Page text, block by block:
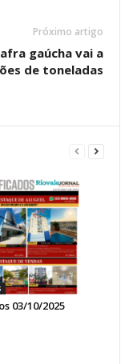
Próximo artigo
gaúcha vai a
de toneladas
03/10/2025